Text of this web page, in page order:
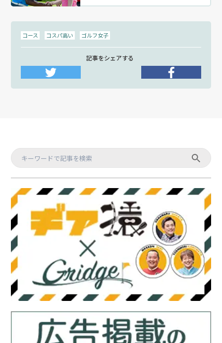
コース コスパ高い ゴルフ女子
記事をシェアする